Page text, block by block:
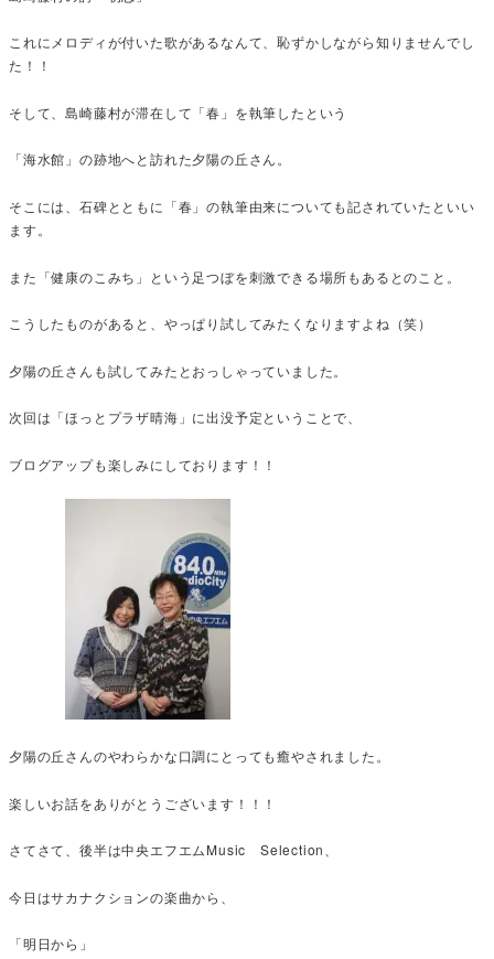
これにメロディが付いた歌があるなんて、恥ずかしながら知りませんでし
た！！
そして、島崎藤村が滞在して「春」を執筆したという
「海水館」の跡地へと訪れた夕陽の丘さん。
そこには、石碑とともに「春」の執筆由来についても記されていたといい
ます。
また「健康のこみち」という足つぼを刺激できる場所もあるとのこと。
こうしたものがあると、やっぱり試してみたくなりますよね（笑）
夕陽の丘さんも試してみたとおっしゃっていました。
次回は「ほっとプラザ晴海」に出没予定ということで、
ブログアップも楽しみにしております！！
夕陽の丘さんのやわらかな口調にとっても癒やされました。
楽しいお話をありがとうございます！！！
さてさて、後半は中央エフエムMusic Selection、
今日はサカナクションの楽曲から、
「明日から」